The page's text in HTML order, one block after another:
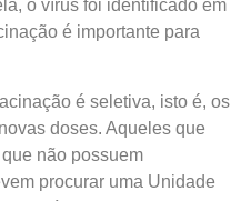
o vírus foi identificado em
é importante para
é seletiva, isto é, os
doses. Aqueles que
não possuem
procurar uma Unidade